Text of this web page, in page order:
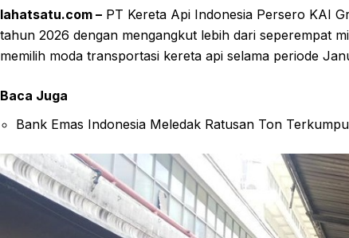
lahatsatu.com – PT Kereta Api Indonesia Persero KAI
tahun 2026 dengan mengangkut lebih dari seperempat
memilih moda transportasi kereta api selama periode
Baca Juga
Bank Emas Indonesia Meledak Ratusan Ton